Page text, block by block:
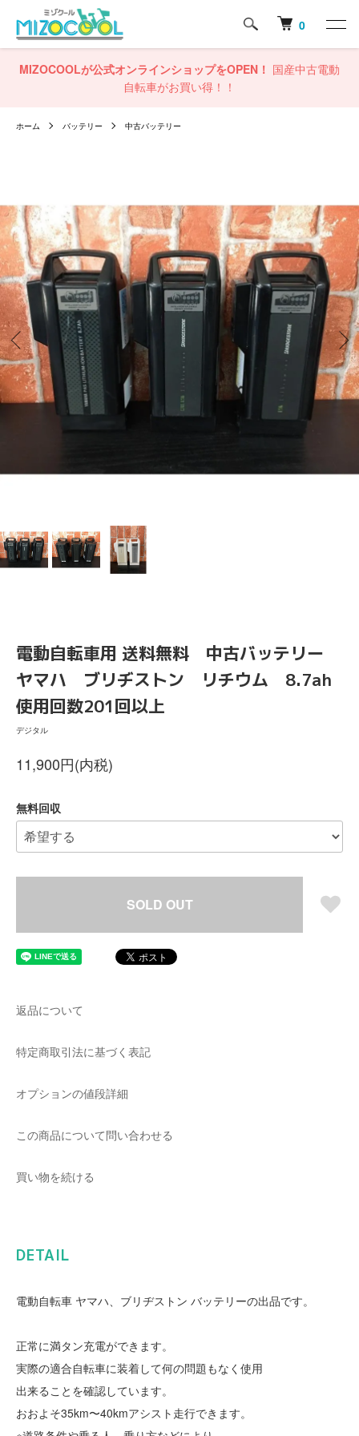
0
MIZOCOOLが公式オンラインショップをOPEN！ 国産中古電動
自転車がお買い得！！
ホーム バッテリー 中古バッテリー
電動自転車用 送料無料 中古バッテリー
ヤマハ ブリヂストン リチウム 8.7ah
使用回数201回以上
デジタル
11,900円(内税)
無料回収
SOLD OUT
返品について
特定商取引法に基づく表記
オプションの値段詳細
この商品について問い合わせる
買い物を続ける
DETAIL
電動自転車 ヤマハ、ブリヂストン バッテリーの出品です。
正常に満タン充電ができます。
実際の適合自転車に装着して何の問題もなく使用
出来ることを確認しています。
おおよそ35km〜40kmアシスト走行できます。